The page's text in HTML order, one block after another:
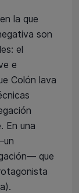
la que
son
el
e
Colón lava
En una
que